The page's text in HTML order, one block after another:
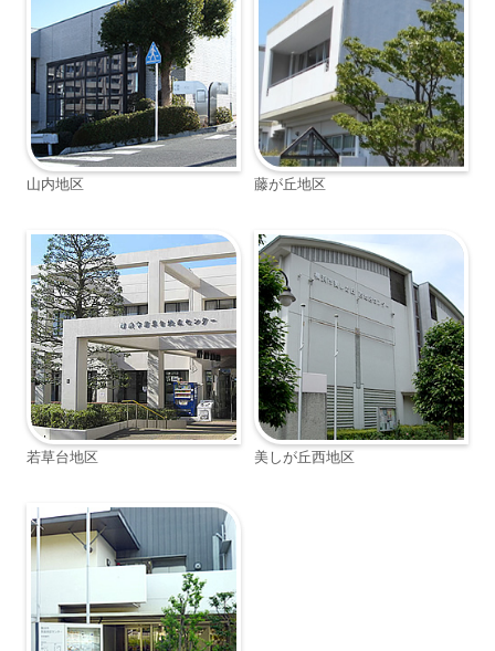
山内地区 藤が丘地区
若草台地区 美しが丘西地区